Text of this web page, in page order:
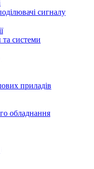
сигналу
та системи
приладів
обладнання